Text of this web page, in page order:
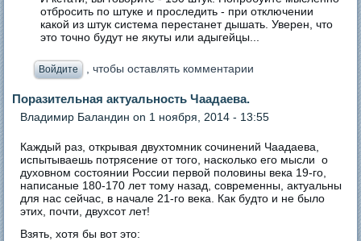
отбросить по штуке и проследить - при отключении
какой из штук система перестанет дышать. Уверен, что
это точно будут не якуты или адыгейцы...
Войдите , чтобы оставлять комментарии
Поразительная актуальность Чаадаева.
Владимир Баландин on 1 ноября, 2014 - 13:55
Каждый раз, открывая двухтомник сочинений Чаадаева,
испытываешь потрясение от того, насколько его мысли о
духовном состоянии России первой половины века 19-го,
написаные 180-170 лет тому назад, современны, актуальны
для нас сейчас, в начале 21-го века. Как будто и не было
этих, почти, двухсот лет!
Взять, хотя бы вот это: